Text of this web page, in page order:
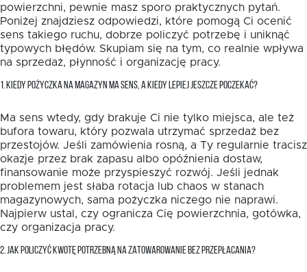
powierzchni, pewnie masz sporo praktycznych pytań.
Poniżej znajdziesz odpowiedzi, które pomogą Ci ocenić
sens takiego ruchu, dobrze policzyć potrzebę i uniknąć
typowych błędów. Skupiam się na tym, co realnie wpływa
na sprzedaż, płynność i organizację pracy.
1. KIEDY POŻYCZKA NA MAGAZYN MA SENS, A KIEDY LEPIEJ JESZCZE POCZEKAĆ?
Ma sens wtedy, gdy brakuje Ci nie tylko miejsca, ale też
bufora towaru, który pozwala utrzymać sprzedaż bez
przestojów. Jeśli zamówienia rosną, a Ty regularnie tracisz
okazje przez brak zapasu albo opóźnienia dostaw,
finansowanie może przyspieszyć rozwój. Jeśli jednak
problemem jest słaba rotacja lub chaos w stanach
magazynowych, sama pożyczka niczego nie naprawi.
Najpierw ustal, czy ogranicza Cię powierzchnia, gotówka,
czy organizacja pracy.
2. JAK POLICZYĆ KWOTĘ POTRZEBNĄ NA ZATOWAROWANIE BEZ PRZEPŁACANIA?